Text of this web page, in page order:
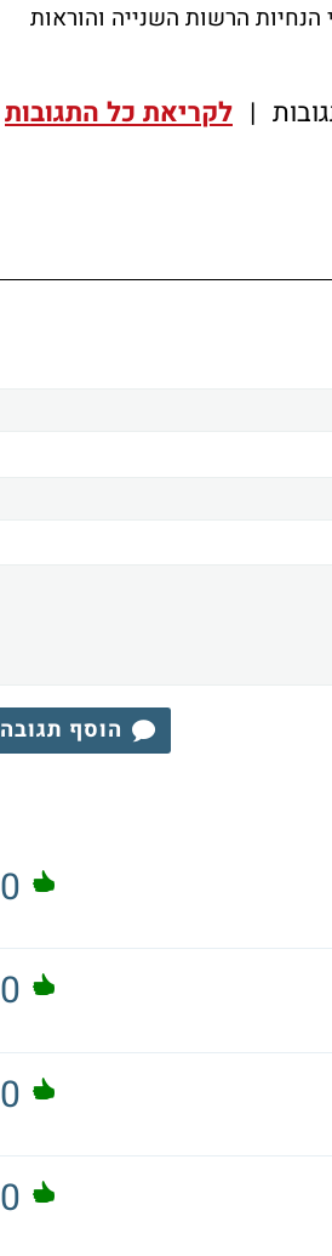
הרשות השנייה והוראות
| לקריאת כל התגובות
הוסף תגובה
0
0
0
0